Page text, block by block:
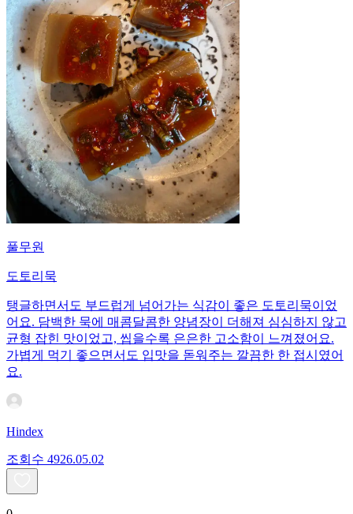
풀무원
도토리묵
탱글하면서도 부드럽게 넘어가는 식감이 좋은 도토리묵이었
어요. 담백한 묵에 매콤달콤한 양념장이 더해져 심심하지 않고
균형 잡힌 맛이었고, 씹을수록 은은한 고소함이 느껴졌어요.
가볍게 먹기 좋으면서도 입맛을 돋워주는 깔끔한 한 접시였어
요.
Hindex
조회수 4926.05.02